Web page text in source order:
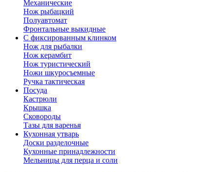
Механические
Нож рыбацкий
Полуавтомат
Фронтальные выкидные
С фиксированным клинком
Нож для рыбалки
Нож керамбит
Нож туристический
Ножи шкуросъемные
Ручка тактическая
Посуда
Кастрюли
Крышка
Сковороды
Тазы для варенья
Кухонная утварь
Доски разделочные
Кухонные принадлежности
Мельницы для перца и соли